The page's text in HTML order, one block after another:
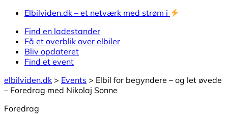
Elbilviden.dk – et netværk med strøm i
Find en ladestander
Få et overblik over elbiler
Bliv opdateret
Find et event
elbilviden.dk > Events > Elbil for begyndere – og let øvede
– Foredrag med Nikolaj Sonne
Foredrag